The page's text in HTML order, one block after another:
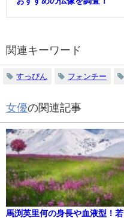
関連キーワード
すっぴん フォンチー
女優の関連記事
馬渕英里何の身長や血液型！若